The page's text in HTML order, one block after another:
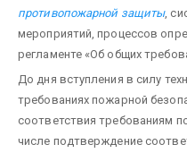
противопожарной защиты,
меро­приятий, процессов
регламенте «Об общих
До дня вступления в силу
требованиях пожарной
соответствия требованиям
числе подтвержде­ние